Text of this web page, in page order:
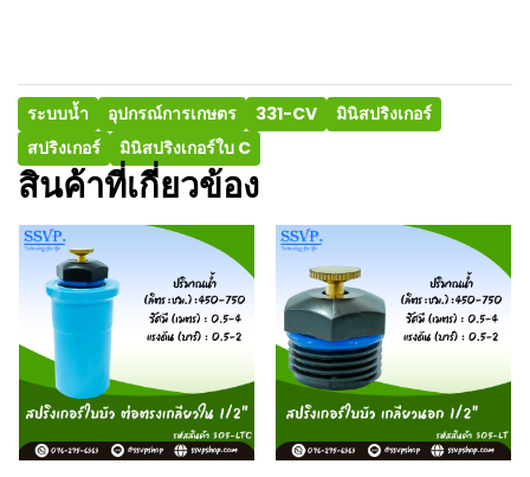
ระบบน้ำ อุปกรณ์การเกษตร 331-CV
มินิสปริงเกอร์
สปริงเกอร์
มินิสปริงเกอร์ใบ C
สินค้าที่เกี่ยวข้อง